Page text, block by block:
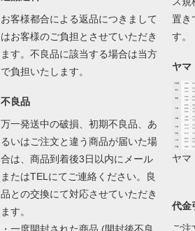
お客様都合による返品につきまして
はお客様のご負担とさせていただき
ます。不良品に該当する場合は当方
で負担いたします。
不良品
万一発送中の破損、初期不良品、あ
るいはご注文と違う商品が届いた場
合は、商品到着後3日以内にメール
またはTELにてご連絡ください。良
品との交換にて対応させていただき
ます。
置き
す。
ヤマ
ヤマ
代金
ご注